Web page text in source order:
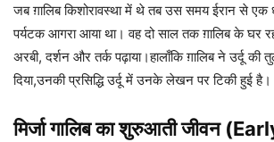
जब ग़ालिब किशोरावस्था में थे तब उस समय ईरान से एक
पर्यटक आगरा आया था। वह दो साल तक ग़ालिब के घर
अरबी, दर्शन और तर्क पढ़ाया।हालाँकि ग़ालिब ने उर्दू की
दिया,उनकी प्रसिद्धि उर्दू में उनके लेखन पर टिकी हुई है।
मिर्जा गालिब काशुरुआती जीवन